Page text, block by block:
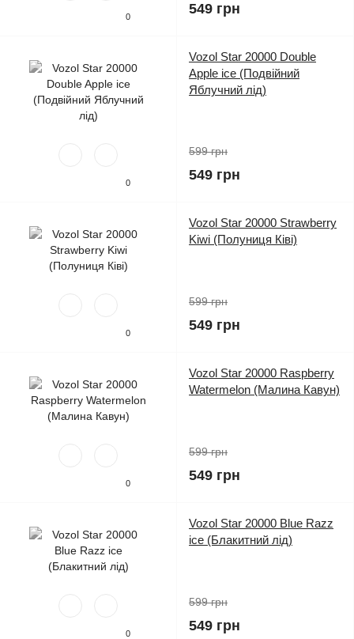
0 549 грн
0
Vozol Star 20000 Double
Apple ice (Подвійний
Яблучний лід)
599 грн
549 грн
0
Vozol Star 20000 Strawberry
Kiwi (Полуниця Ківі)
599 грн
549 грн
0
Vozol Star 20000 Raspberry
Watermelon (Малина Кавун)
599 грн
549 грн
0
Vozol Star 20000 Blue Razz
ice (Блакитний лід)
599 грн
549 грн